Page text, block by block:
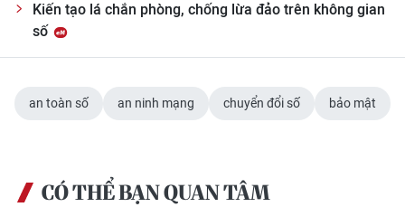
Kiến tạo lá chắn phòng, chống lừa đảo trên không gian
số
an toàn số an ninh mạng chuyển đổi số bảo mật
CÓ THỂ BẠN QUAN TÂM